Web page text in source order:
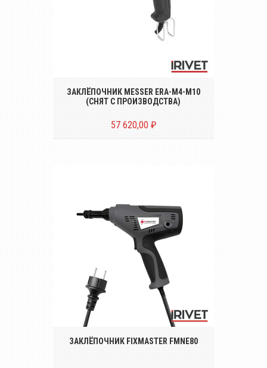
ЗАКЛЁПОЧНИК MESSER ERA-M4-M10
(СНЯТ С ПРОИЗВОДСТВА)
57 620,00 ₽
Электрозаклёпочник для установки
резьбовых заклёпок размером от М3 до
ЗАКЛЁПОЧНИК FIXMASTER FMNE80